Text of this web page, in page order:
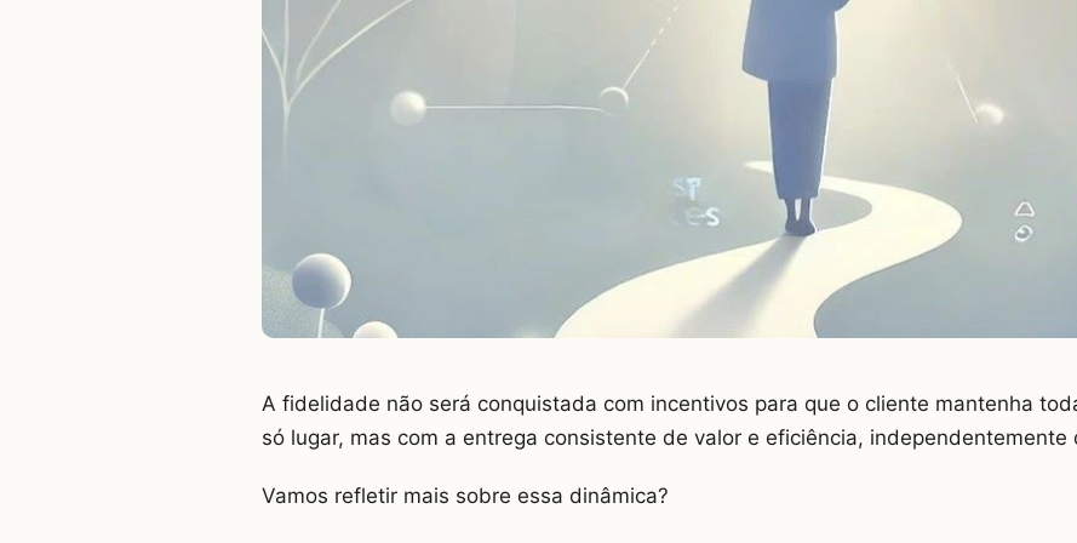
A fidelidade não será conquistada com incentivos para que o cliente mantenha
só lugar, mas com a entrega consistente de valor e eficiência, independentemente
Vamos refletir mais sobre essa dinâmica?